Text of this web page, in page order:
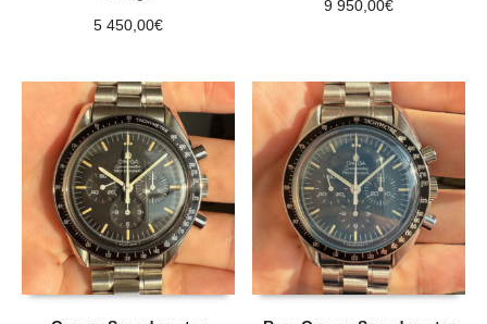
5 450,00€
9 950,00€